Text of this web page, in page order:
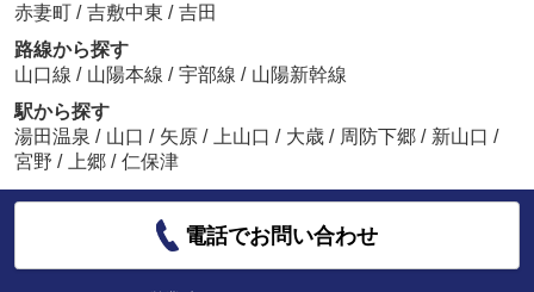
赤妻町 / 吉敷中東 / 吉田
路線から探す
山口線 / 山陽本線 / 宇部線 / 山陽新幹線
駅から探す
湯田温泉 / 山口 / 矢原 / 上山口 / 大歳 / 周防下郷 / 新山口 /
宮野 / 上郷 / 仁保津
電話でお問い合わせ